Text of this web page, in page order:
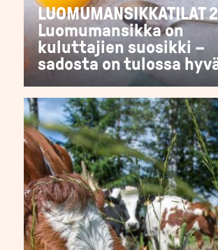
LUOMUMANSIKKATILAT
Luomumansikka on
kuluttajien suosikki –
sadosta on tulossa